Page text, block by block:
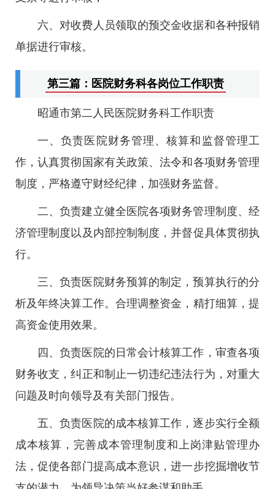
六、对收费人员领取的预交金收据和各种报销
单据进行审核。
第三篇：医院财务科各岗位工作职责
昭通市第二人民医院财务科工作职责
一、负责医院财务管理、核算和监督管理工
作，认真贯彻国家有关政策、法令和各项财务管理
制度，严格遵守财经纪律，加强财务监督。
二、负责建立健全医院各项财务管理制度、经
济管理制度以及内部控制制度，并督促具体贯彻执
行。
三、负责医院财务预算的制定，预算执行的分
析及年终决算工作。合理调整资金，精打细算，提
高资金使用效果。
四、负责医院的日常会计核算工作，审查各项
财务收支，纠正和制止一切违纪违法行为，对重大
问题及时向领导及有关部门报告。
五、负责医院的成本核算工作，逐步实行全额
成本核算，完善成本管理制度和上岗津贴管理办
法，促使各部门提高成本意识，进一步挖掘增收节